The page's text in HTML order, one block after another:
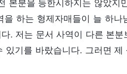
본분을 등한시하지는 않았지
하는 형제자매들이 늘 하나
. 저는 문서 사역이 다른 본분
기를 바랐습니다. 그러면 제